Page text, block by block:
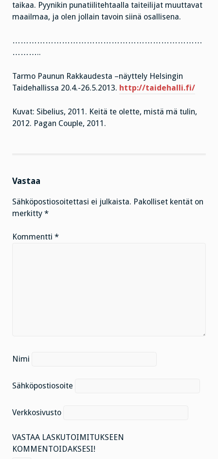
taikaa. Pyynikin punatiilitehtaalla taiteilijat muuttavat
maailmaa, ja olen jollain tavoin siinä osallisena.
……………………………………………………………
………..
Tarmo Paunun Rakkaudesta –näyttely Helsingin
Taidehallissa 20.4.-26.5.2013. http://taidehalli.fi/
Kuvat: Sibelius, 2011. Keitä te olette, mistä mä tulin,
2012. Pagan Couple, 2011.
Vastaa
Sähköpostiosoitettasi ei julkaista. Pakolliset kentät on
merkitty *
Kommentti *
Nimi
Sähköpostiosoite
Verkkosivusto
VASTAA LASKUTOIMITUKSEEN
KOMMENTOIDAKSESI!